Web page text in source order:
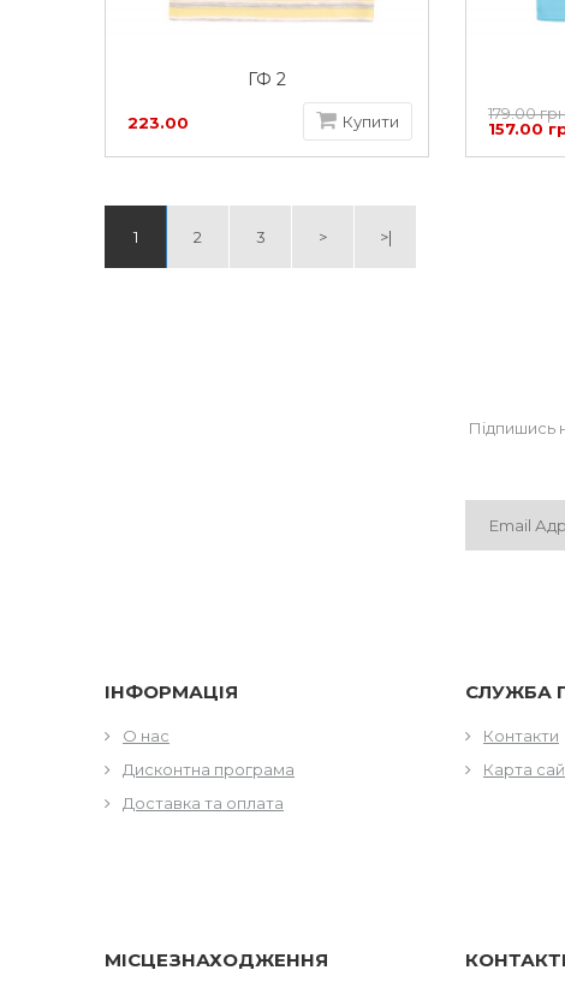
ГФ 2
223.00 Купити
179.00
157.00
1 2 3 > >|
Підпишись
ІНФОРМАЦІЯ
О нас
Дисконтна програма
Доставка та оплата
СЛУЖБА
Контакти
Карта
МІСЦЕЗНАХОДЖЕННЯ